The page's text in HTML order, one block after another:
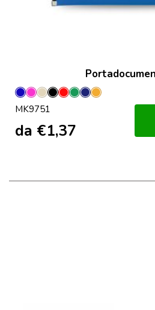
BluFucsia
Naturale
NeroRosso
Verde
Marineo
Orange
MK9751
da €1,37